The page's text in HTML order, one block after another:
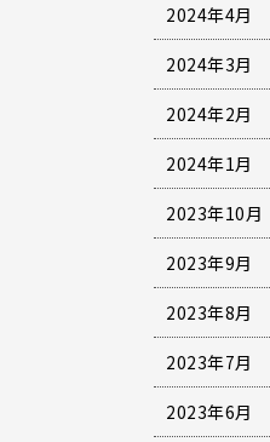
2024年4月
2024年3月
2024年2月
2024年1月
2023年10月
2023年9月
2023年8月
2023年7月
2023年6月